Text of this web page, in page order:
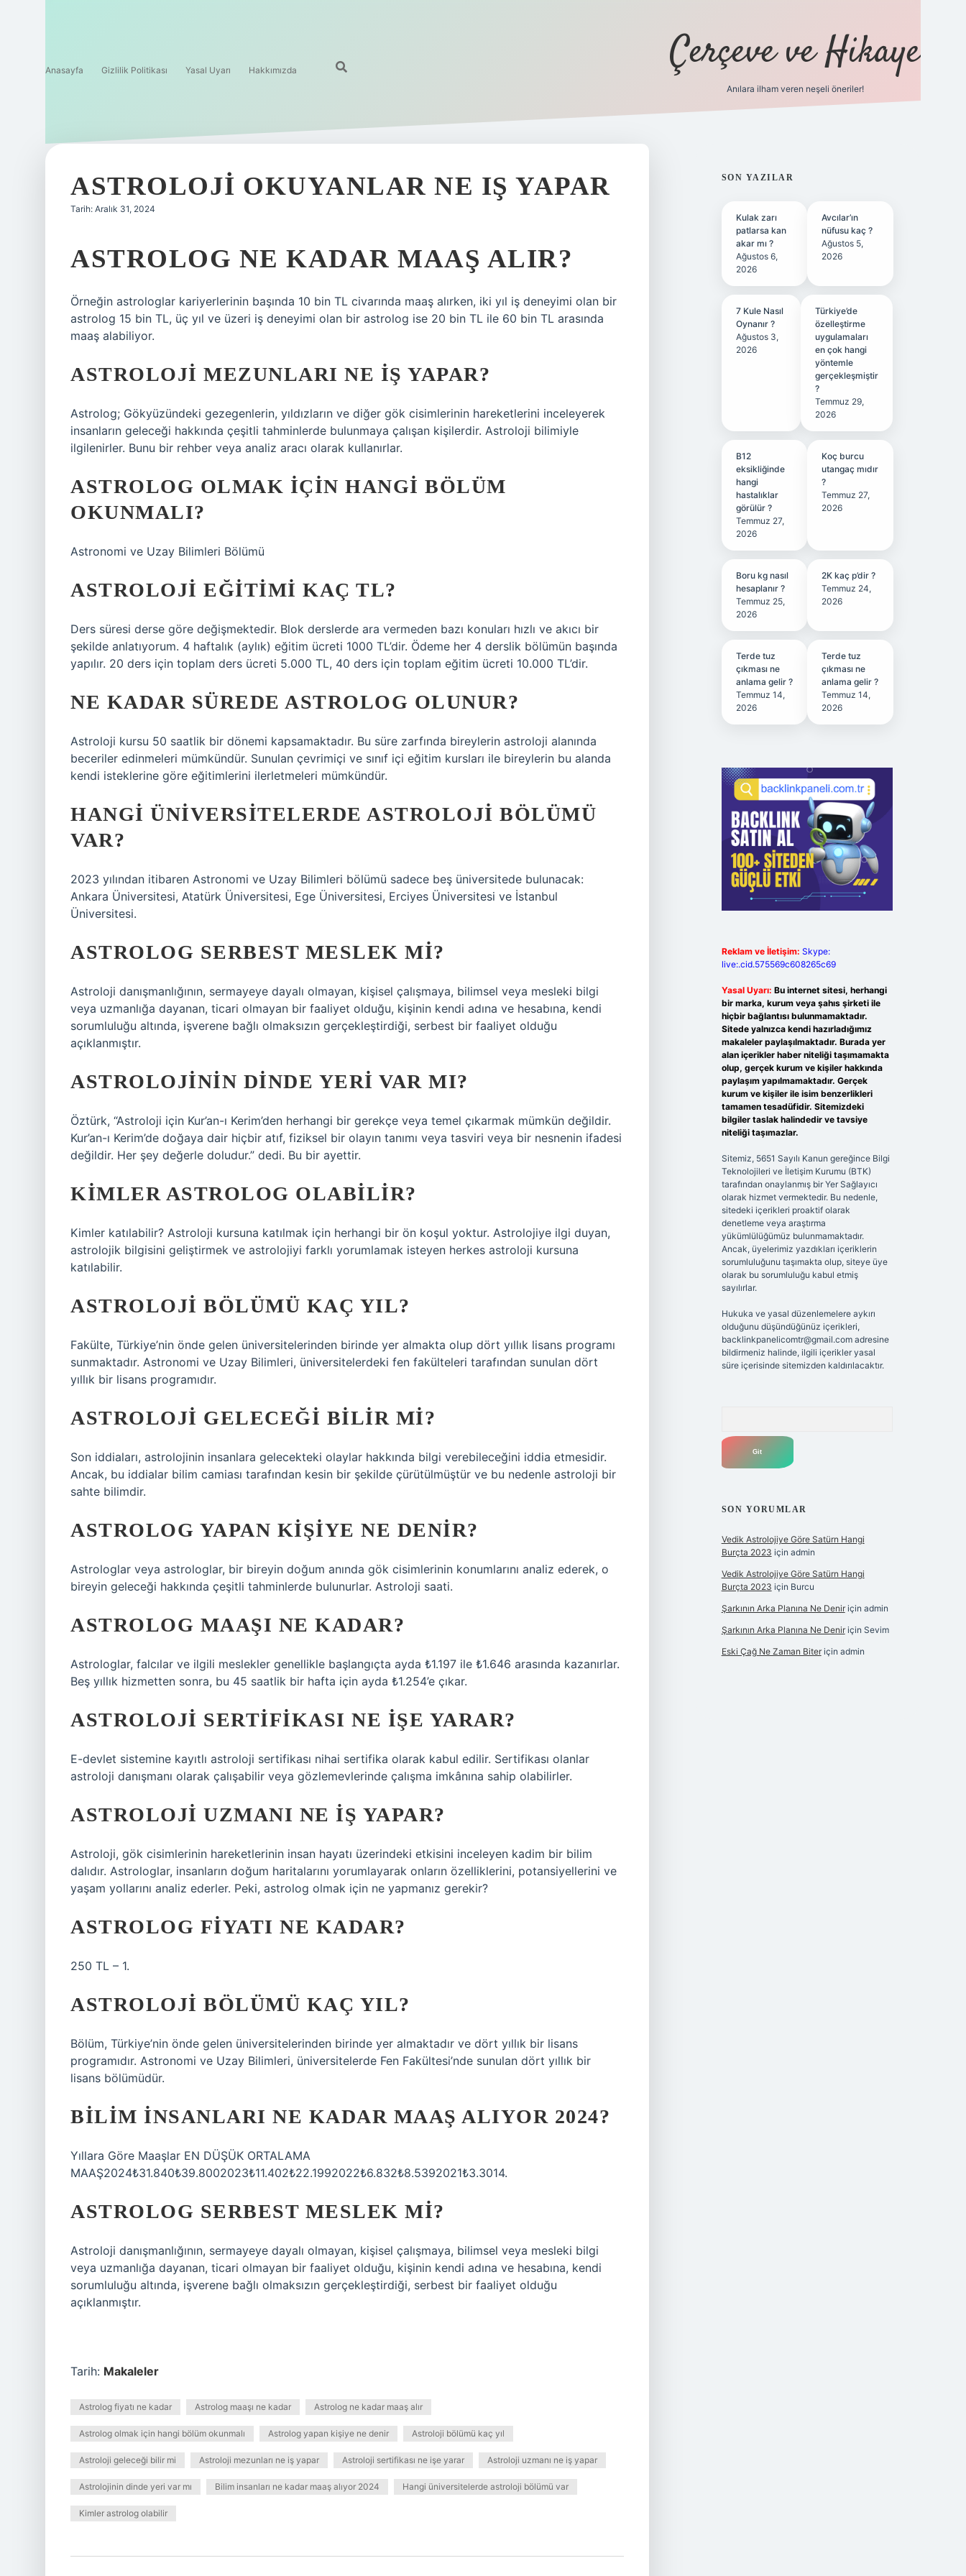
Anasayfa Gizlilik Politikası Yasal Uyarı Hakkımızda Çerçeve ve Hikaye
Anılara ilham veren neşeli öneriler!
ASTROLOJI OKUYANLAR NE IŞ YAPAR
Tarih: Aralık 31, 2024
ASTROLOG NE KADAR MAAŞ ALIR?
Örneğin astrologlar kariyerlerinin başında 10 bin TL civarında maaş alırken, iki yıl iş deneyimi olan bir
astrolog 15 bin TL, üç yıl ve üzeri iş deneyimi olan bir astrolog ise 20 bin TL ile 60 bin TL arasında
maaş alabiliyor.
ASTROLOJI MEZUNLARI NE IŞ YAPAR?
Astrolog; Gökyüzündeki gezegenlerin, yıldızların ve diğer gök cisimlerinin hareketlerini inceleyerek
insanların geleceği hakkında çeşitli tahminlerde bulunmaya çalışan kişilerdir. Astroloji bilimiyle
ilgilenirler. Bunu bir rehber veya analiz aracı olarak kullanırlar.
ASTROLOG OLMAK IÇIN HANGI BÖLÜM
OKUNMALI?
Astronomi ve Uzay Bilimleri Bölümü
ASTROLOJI EĞITIMI KAÇ TL?
Ders süresi derse göre değişmektedir. Blok derslerde ara vermeden bazı konuları hızlı ve akıcı bir
şekilde anlatıyorum. 4 haftalık (aylık) eğitim ücreti 1000 TL’dir. Ödeme her 4 derslik bölümün başında
yapılır. 20 ders için toplam ders ücreti 5.000 TL, 40 ders için toplam eğitim ücreti 10.000 TL’dir.
NE KADAR SÜREDE ASTROLOG OLUNUR?
Astroloji kursu 50 saatlik bir dönemi kapsamaktadır. Bu süre zarfında bireylerin astroloji alanında
beceriler edinmeleri mümkündür. Sunulan çevrimiçi ve sınıf içi eğitim kursları ile bireylerin bu alanda
kendi isteklerine göre eğitimlerini ilerletmeleri mümkündür.
HANGI ÜNIVERSITELERDE ASTROLOJI BÖLÜMÜ
VAR?
2023 yılından itibaren Astronomi ve Uzay Bilimleri bölümü sadece beş üniversitede bulunacak:
Ankara Üniversitesi, Atatürk Üniversitesi, Ege Üniversitesi, Erciyes Üniversitesi ve İstanbul
Üniversitesi.
ASTROLOG SERBEST MESLEK MI?
Astroloji danışmanlığının, sermayeye dayalı olmayan, kişisel çalışmaya, bilimsel veya mesleki bilgi
veya uzmanlığa dayanan, ticari olmayan bir faaliyet olduğu, kişinin kendi adına ve hesabına, kendi
sorumluluğu altında, işverene bağlı olmaksızın gerçekleştirdiği, serbest bir faaliyet olduğu
açıklanmıştır.
ASTROLOJININ DINDE YERI VAR MI?
Öztürk, “Astroloji için Kur’an-ı Kerim’den herhangi bir gerekçe veya temel çıkarmak mümkün değildir.
Kur’an-ı Kerim’de doğaya dair hiçbir atıf, fiziksel bir olayın tanımı veya tasviri veya bir nesnenin ifadesi
değildir. Her şey değerle doludur.” dedi. Bu bir ayettir.
KIMLER ASTROLOG OLABILIR?
Kimler katılabilir? Astroloji kursuna katılmak için herhangi bir ön koşul yoktur. Astrolojiye ilgi duyan,
astrolojik bilgisini geliştirmek ve astrolojiyi farklı yorumlamak isteyen herkes astroloji kursuna
katılabilir.
ASTROLOJI BÖLÜMÜ KAÇ YIL?
Fakülte, Türkiye’nin önde gelen üniversitelerinden birinde yer almakta olup dört yıllık lisans programı
sunmaktadır. Astronomi ve Uzay Bilimleri, üniversitelerdeki fen fakülteleri tarafından sunulan dört
yıllık bir lisans programıdır.
ASTROLOJI GELECEĞI BILIR MI?
Son iddiaları, astrolojinin insanlara gelecekteki olaylar hakkında bilgi verebileceğini iddia etmesidir.
Ancak, bu iddialar bilim camiası tarafından kesin bir şekilde çürütülmüştür ve bu nedenle astroloji bir
sahte bilimdir.
ASTROLOG YAPAN KIŞIYE NE DENIR?
Astrologlar veya astrologlar, bir bireyin doğum anında gök cisimlerinin konumlarını analiz ederek, o
bireyin geleceği hakkında çeşitli tahminlerde bulunurlar. Astroloji saati.
ASTROLOG MAAŞI NE KADAR?
Astrologlar, falcılar ve ilgili meslekler genellikle başlangıçta ayda ₺1.197 ile ₺1.646 arasında kazanırlar.
Beş yıllık hizmetten sonra, bu 45 saatlik bir hafta için ayda ₺1.254’e çıkar.
ASTROLOJI SERTIFIKASI NE IŞE YARAR?
E-devlet sistemine kayıtlı astroloji sertifikası nihai sertifika olarak kabul edilir. Sertifikası olanlar
astroloji danışmanı olarak çalışabilir veya gözlemevlerinde çalışma imkânına sahip olabilirler.
ASTROLOJI UZMANI NE IŞ YAPAR?
Astroloji, gök cisimlerinin hareketlerinin insan hayatı üzerindeki etkisini inceleyen kadim bir bilim
dalıdır. Astrologlar, insanların doğum haritalarını yorumlayarak onların özelliklerini, potansiyellerini ve
yaşam yollarını analiz ederler. Peki, astrolog olmak için ne yapmanız gerekir?
ASTROLOG FIYATI NE KADAR?
250 TL – 1.
ASTROLOJI BÖLÜMÜ KAÇ YIL?
Bölüm, Türkiye’nin önde gelen üniversitelerinden birinde yer almaktadır ve dört yıllık bir lisans
programıdır. Astronomi ve Uzay Bilimleri, üniversitelerde Fen Fakültesi’nde sunulan dört yıllık bir
lisans bölümüdür.
BILIM INSANLARI NE KADAR MAAŞ ALIYOR 2024?
Yıllara Göre Maaşlar EN DÜŞÜK ORTALAMA
MAAŞ2024₺31.840₺39.8002023₺11.402₺22.1992022₺6.832₺8.5392021₺3.3014.
ASTROLOG SERBEST MESLEK MI?
Astroloji danışmanlığının, sermayeye dayalı olmayan, kişisel çalışmaya, bilimsel veya mesleki bilgi
veya uzmanlığa dayanan, ticari olmayan bir faaliyet olduğu, kişinin kendi adına ve hesabına, kendi
sorumluluğu altında, işverene bağlı olmaksızın gerçekleştirdiği, serbest bir faaliyet olduğu
açıklanmıştır.
Tarih: Makaleler
Astrolog fiyatı ne kadar Astrolog maaşı ne kadar Astrolog ne kadar maaş alır
Astrolog olmak için hangi bölüm okunmalı Astrolog yapan kişiye ne denir Astroloji bölümü kaç yıl
Astroloji geleceği bilir mi Astroloji mezunları ne iş yapar Astroloji sertifikası ne işe yarar Astroloji uzmanı ne iş yapar
Astrolojinin dinde yeri var mı Bilim insanları ne kadar maaş alıyor 2024 Hangi üniversitelerde astroloji bölümü var
Kimler astrolog olabilir
SIDEBAR
SON YAZILAR
Kulak zarı
patlarsa kan
akar mı ?
Ağustos 6,
2026
Avcılar’ın
nüfusu kaç ?
Ağustos 5,
2026
7 Kule Nasıl
Oynanır ?
Ağustos 3,
2026
Türkiye’de
özelleştirme
uygulamaları
en çok hangi
yöntemle
gerçekleşmiştir
?
Temmuz 29,
2026
B12
eksikliğinde
hangi
hastalıklar
görülür ?
Temmuz 27,
2026
Koç burcu
utangaç mıdır
?
Temmuz 27,
2026
Boru kg nasıl
hesaplanır ?
Temmuz 25,
2026
2K kaç p’dir ?
Temmuz 24,
2026
Terde tuz
çıkması ne
anlama gelir ?
Temmuz 14,
2026
Terde tuz
çıkması ne
anlama gelir ?
Temmuz 14,
2026
Reklam ve İletişim: Skype:
live:.cid.575569c608265c69
Yasal Uyarı: Bu internet sitesi, herhangi
bir marka, kurum veya şahıs şirketi ile
hiçbir bağlantısı bulunmamaktadır.
Sitede yalnızca kendi hazırladığımız
makaleler paylaşılmaktadır. Burada yer
alan içerikler haber niteliği taşımamakta
olup, gerçek kurum ve kişiler hakkında
paylaşım yapılmamaktadır. Gerçek
kurum ve kişiler ile isim benzerlikleri
tamamen tesadüfidir. Sitemizdeki
bilgiler taslak halindedir ve tavsiye
niteliği taşımazlar.
Sitemiz, 5651 Sayılı Kanun gereğince Bilgi
Teknolojileri ve İletişim Kurumu (BTK)
tarafından onaylanmış bir Yer Sağlayıcı
olarak hizmet vermektedir. Bu nedenle,
sitedeki içerikleri proaktif olarak
denetleme veya araştırma
yükümlülüğümüz bulunmamaktadır.
Ancak, üyelerimiz yazdıkları içeriklerin
sorumluluğunu taşımakta olup, siteye üye
olarak bu sorumluluğu kabul etmiş
sayılırlar.
Hukuka ve yasal düzenlemelere aykırı
olduğunu düşündüğünüz içerikleri,
backlinkpanelicomtr@gmail.comadresine
bildirmeniz halinde, ilgili içerikler yasal
süre içerisinde sitemizden kaldırılacaktır.
SON YORUMLAR
Vedik Astrolojiye Göre Satürn Hangi
Burçta 2023 için admin
Vedik Astrolojiye Göre Satürn Hangi
Burçta 2023 için Burcu
Şarkının Arka Planına Ne Deniriçin admin
Şarkının Arka Planına Ne Deniriçin Sevim
Eski Çağ Ne Zaman Biteriçin admin